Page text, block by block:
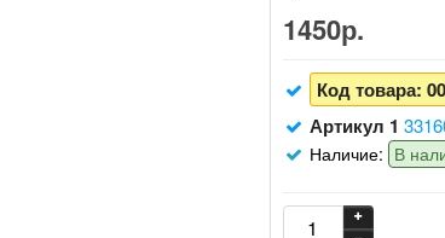
1450р.
Код товара:
Артикул 1
Наличие: В